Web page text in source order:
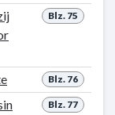
Blz. 75
Blz. 76
Blz. 77